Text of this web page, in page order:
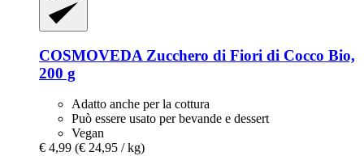
COSMOVEDA Zucchero di Fiori di Cocco Bio,
200 g
Adatto anche per la cottura
Può essere usato per bevande e dessert
Vegan
€ 4,99 (€ 24,95 / kg)